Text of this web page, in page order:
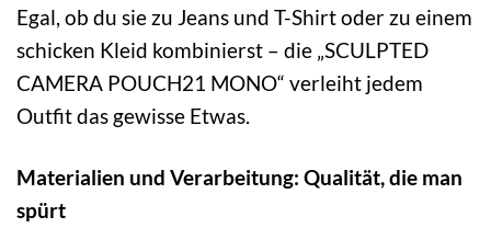
Egal, ob du sie zu Jeans und T-Shirt oder zu einem
schicken Kleid kombinierst – die „SCULPTED
CAMERA POUCH21 MONO“ verleiht jedem
Outfit das gewisse Etwas.
Materialien und Verarbeitung: Qualität, die man
spürt